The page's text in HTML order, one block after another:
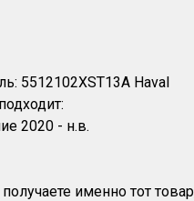
5512102XST13A Haval
2020 - н.в.
именно тот